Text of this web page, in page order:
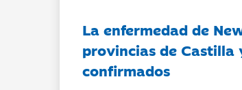
La enfermedad de
provincias de Castilla
confirmados